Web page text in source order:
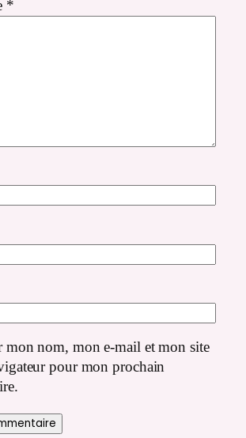
*
mon nom, mon e-mail et mon site
pour mon prochain